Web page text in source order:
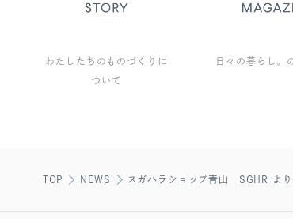
わたしたちのものづくりに
ついて
日々の暮らし。
TOP NEWS スガハラショップ青山 SGHR より